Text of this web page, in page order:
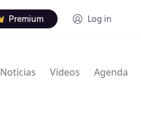
Premium Log in
Notícias Vídeos Agenda